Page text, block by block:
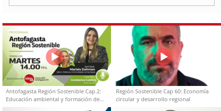
Antofagasta Región Sostenible Cap.2:
Educación ambiental y formación de
capacidades técnicas
Región Sostenible Cap 60: Economía
circular y desarrollo regional